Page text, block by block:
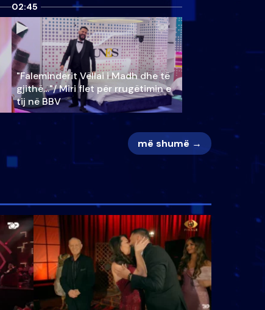
02:45
"Faleminderit Vëllai i Madh dhe të
gjithë…"/ Miri flet për rrugëtimin e
tij në BBV
më shumë →